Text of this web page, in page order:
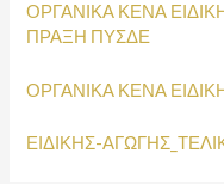
ΟΡΓΑΝΙΚΑ ΚΕΝΑ
ΠΡΑΞΗ ΠΥΣΔΕ
ΟΡΓΑΝΙΚΑ ΚΕΝΑ
ΕΙΔΙΚΗΣ-